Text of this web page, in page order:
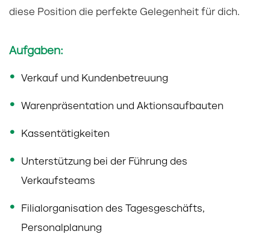
diese Position die perfekte Gelegenheit für dich.
Aufgaben:
Verkauf und Kundenbetreuung
Warenpräsentation und Aktionsaufbauten
Kassentätigkeiten
Unterstützung bei der Führung des
Verkaufsteams
Filialorganisation des Tagesgeschäfts,
Personalplanung